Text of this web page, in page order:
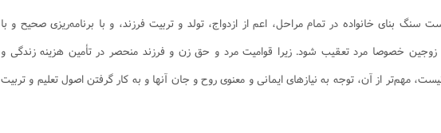
سنگ بناى خانواده در تمام مراحل، اعم از ازدواج، تولد و تربیت فرزند، و با برنامه‌ریزى صحیح و با
خصوصا مرد تعقیب شود. زیرا قوامیت مرد و حق زن و فرزند منحصر در تأمین هزینه زندگى و
مهم‌تر از آن، توجه به نیازهای ایمانی و معنوی روح و جان آنها و به کار گرفتن اصول تعلیم و تربیت